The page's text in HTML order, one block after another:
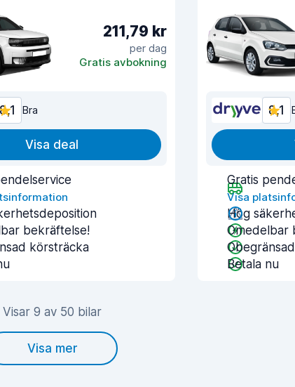
211,79 kr
per dag
Gratis avbokning
8,1 Bra
Visa deal
bekräftelse!
körsträcka
8,1
Gratis
Visa
Hög
Omedelbar
Betala nu
Visar 9 av 50 bilar
Visa mer